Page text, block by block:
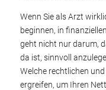
Wenn Sie als Arzt
beginnen, in
geht nicht nur darum,
da ist, sinnvoll
Welche rechtlichen
ergreifen, um Ihren